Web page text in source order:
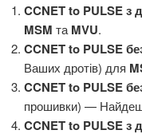
CCNET to PULSE з
MSM та MVU.
CCNET to PULSE
Ваших дротів) для
CCNET to PULSE
прошивки) —
CCNETto PULSE з